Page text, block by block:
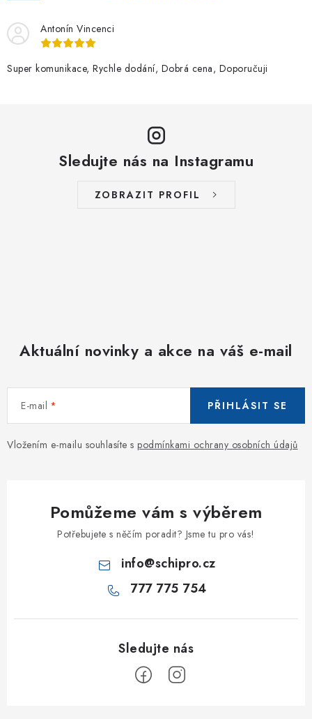
Antonín Vincenci
Super komunikace, Rychle dodání, Dobrá cena, Doporučuji
Sledujte nás na Instagramu
ZOBRAZIT PROFIL
Aktuální novinky a akce na váš e-mail
E-mail
Vložením e-mailu souhlasíte s podmínkami ochrany osobních údajů
PŘIHLÁSIT SE
Pomůžeme vám s výběrem
Potřebujete s něčím poradit? Jsme tu pro vás!
info@schipro.cz
777 775 754